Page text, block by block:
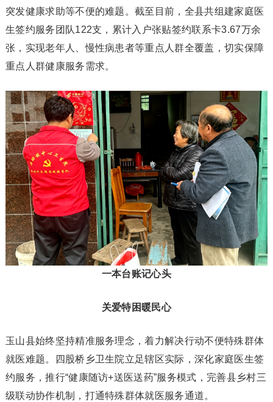
突发健康求助等不便的难题。截至目前，全县共组建家庭医
生签约服务团队122支，累计入户张贴签约联系卡3.67万余
张，实现老年人、慢性病患者等重点人群全覆盖，切实保障
重点人群健康服务需求。
一本台账记心头
关爱特困暖民心
玉山县始终坚持精准服务理念，着力解决行动不便特殊群体
就医难题。四股桥乡卫生院立足辖区实际，深化家庭医生签
约服务，推行“健康随访+送医送药”服务模式，完善县乡村三
级联动协作机制，打通特殊群体就医服务通道。